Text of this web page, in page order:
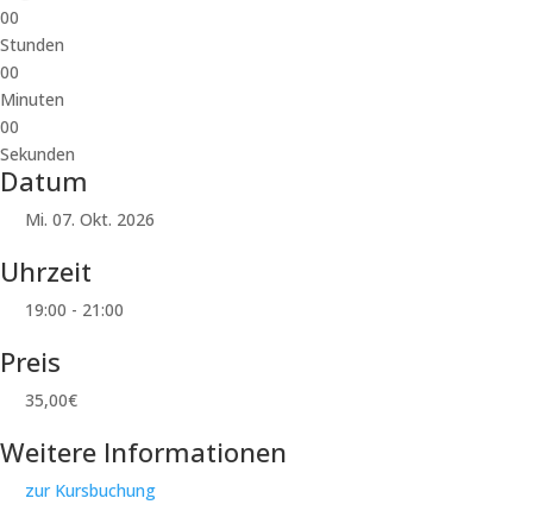
00
Stunden
00
Minuten
00
Sekunden
Datum
Mi. 07. Okt. 2026
Uhrzeit
19:00 - 21:00
Preis
35,00€
Weitere Informationen
zur Kursbuchung